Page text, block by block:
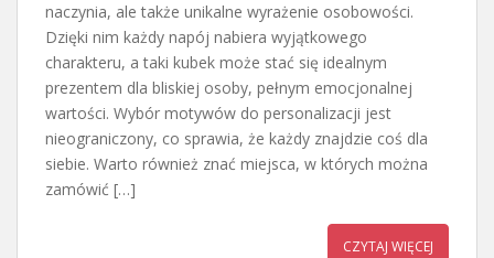
naczynia, ale także unikalne wyrażenie osobowości.
Dzięki nim każdy napój nabiera wyjątkowego
charakteru, a taki kubek może stać się idealnym
prezentem dla bliskiej osoby, pełnym emocjonalnej
wartości. Wybór motywów do personalizacji jest
nieograniczony, co sprawia, że każdy znajdzie coś dla
siebie. Warto również znać miejsca, w których można
zamówić […]
CZYTAJ WIĘCEJ